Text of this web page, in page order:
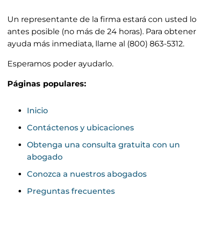
Un representante de la firma estará con usted lo
antes posible (no más de 24 horas). Para obtener
ayuda más inmediata, llame al (800) 863-5312.
Esperamos poder ayudarlo.
Páginas populares:
Inicio
Contáctenos y ubicaciones
Obtenga una consulta gratuita con un
abogado
Conozca a nuestros abogados
Preguntas frecuentes